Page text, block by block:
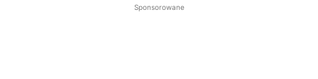
Sponsorowane